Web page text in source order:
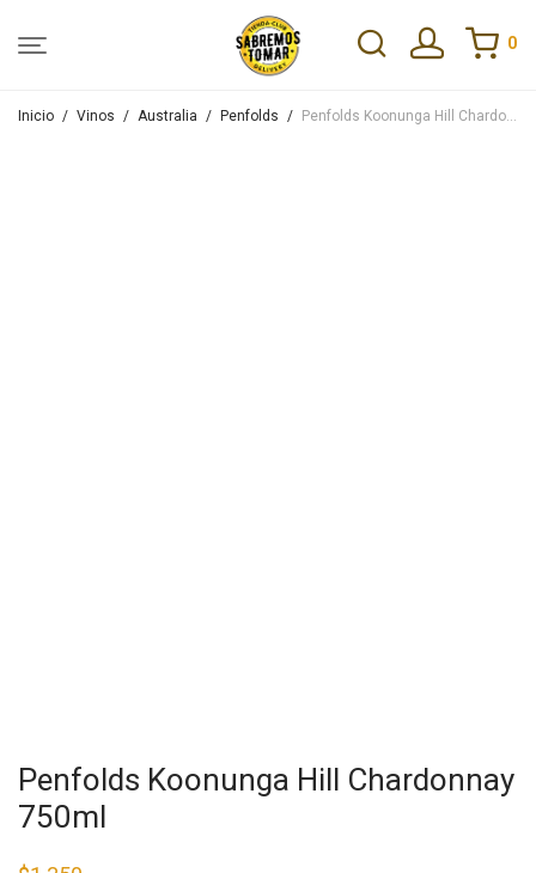
0
Inicio / Vinos / Australia / Penfolds / Penfolds Koonunga Hill Chardonnay 750ml
Penfolds Koonunga Hill Chardonnay
750ml